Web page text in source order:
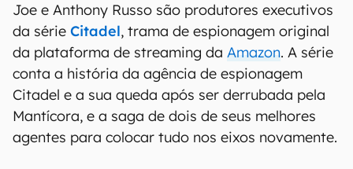
Joe e Anthony Russo são produtores executivos
da série Citadel, trama de espionagem original
da plataforma de streaming da Amazon. A série
conta a história da agência de espionagem
Citadel e a sua queda após ser derrubada pela
Mantícora, e a saga de dois de seus melhores
agentes para colocar tudo nos eixos novamente.